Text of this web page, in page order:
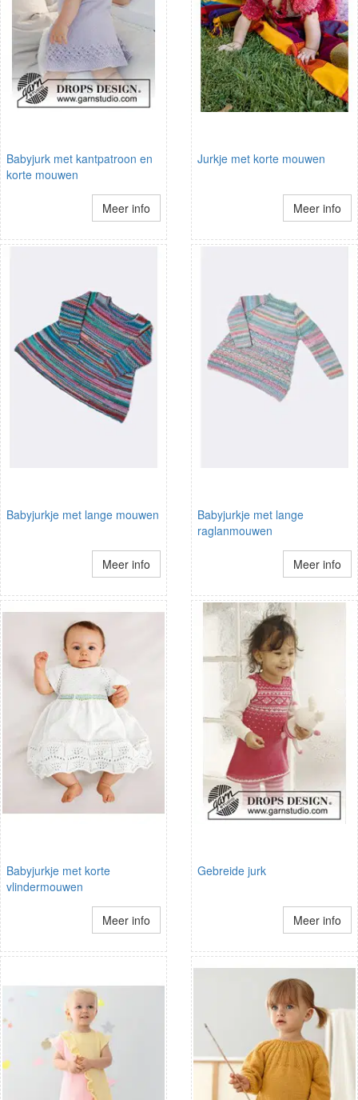
Babyjurk met kantpatroon en
korte mouwen
Meer info
Jurkje met korte mouwen
Meer info
Babyjurkje met lange mouwen
Meer info
Babyjurkje met lange
raglanmouwen
Meer info
Babyjurkje met korte
vlindermouwen
Meer info
Gebreide jurk
Meer info